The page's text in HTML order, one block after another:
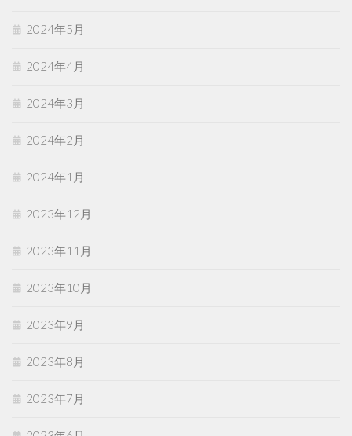
2024年5月
2024年4月
2024年3月
2024年2月
2024年1月
2023年12月
2023年11月
2023年10月
2023年9月
2023年8月
2023年7月